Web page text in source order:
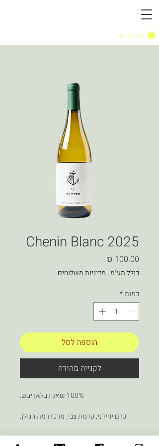
סל קניות
Chenin Blanc 2025
כולל מע״מ | מדיניות משלוחים
כמות*
הוספה לסל
לקנייה מהירה
100% שאנין בלאן יבש.
כרם יחידני, קדמת צבי, מרכז רמת הגולן.
צרפתיות.